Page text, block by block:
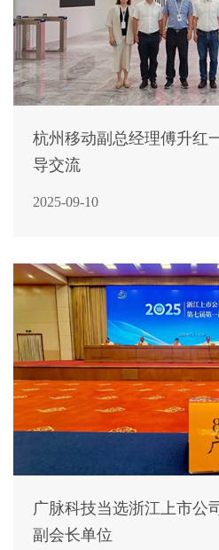
杭州移动副总经理傅升红
导交流
2025-09-10
广脉科技当选浙江上市公
副会长单位